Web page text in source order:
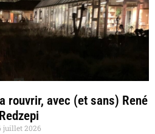
rouvrir, avec (et sans) René
Redzepi
juillet 2026